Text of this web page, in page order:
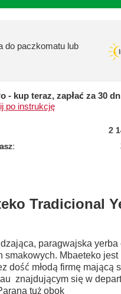
do paczkomatu lub
- kup teraz, zapłać za 30
po instrukcję
2
Tradicional
paragwajska yerba
smakowych. Mbaeteko jest
dość młodą firmę mającą
znajdującym się w
tuż obok